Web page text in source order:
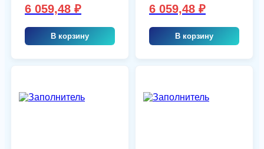
6 059,48 ₽
В корзину
6 059,48 ₽
В корзину